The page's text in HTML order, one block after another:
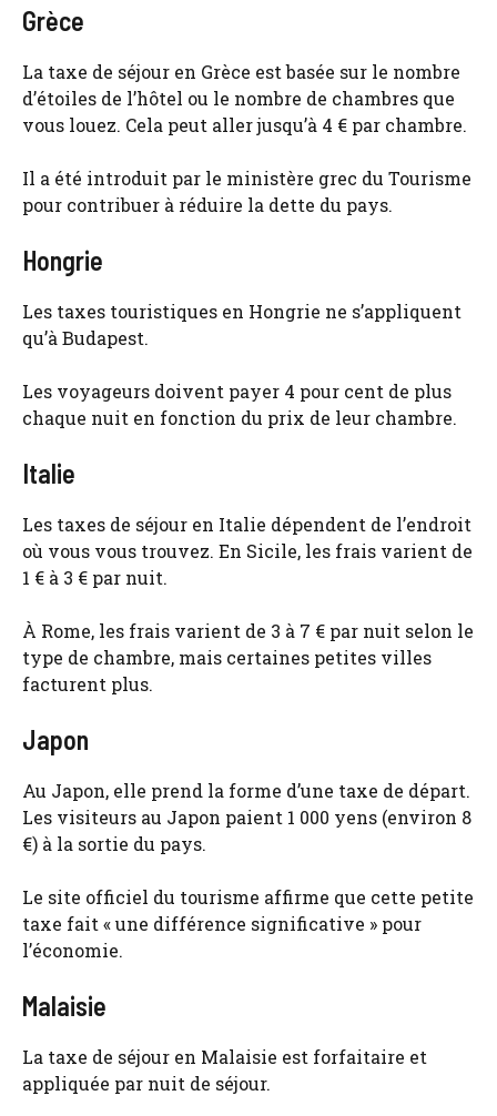
Grèce
La taxe de séjour en Grèce est basée sur le nombre
d’étoiles de l’hôtel ou le nombre de chambres que
vous louez. Cela peut aller jusqu’à 4 € par chambre.
Il a été introduit par le ministère grec du Tourisme
pour contribuer à réduire la dette du pays.
Hongrie
Les taxes touristiques en Hongrie ne s’appliquent
qu’à Budapest.
Les voyageurs doivent payer 4 pour cent de plus
chaque nuit en fonction du prix de leur chambre.
Italie
Les taxes de séjour en Italie dépendent de l’endroit
où vous vous trouvez. En Sicile, les frais varient de
1 € à 3 € par nuit.
À Rome, les frais varient de 3 à 7 € par nuit selon le
type de chambre, mais certaines petites villes
facturent plus.
Japon
Au Japon, elle prend la forme d’une taxe de départ.
Les visiteurs au Japon paient 1 000 yens (environ 8
€) à la sortie du pays.
Le site officiel du tourisme affirme que cette petite
taxe fait « une différence significative » pour
l’économie.
Malaisie
La taxe de séjour en Malaisie est forfaitaire et
appliquée par nuit de séjour.